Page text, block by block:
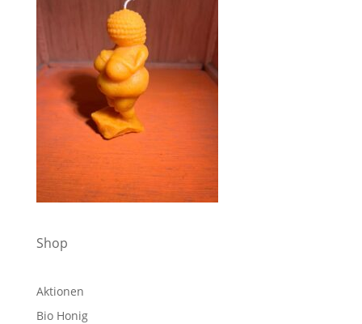
Shop
Aktionen
Bio Honig